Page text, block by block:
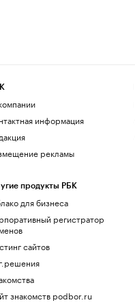
информация
рекламы
продукты РБК
для бизнеса
регистратор
сайтов
знакомств podbor.ru